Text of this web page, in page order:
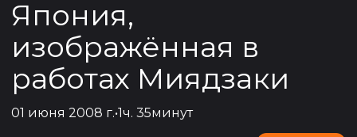
Япония,
изображённая в
работах Миядзаки
01 июня 2008 г.•1ч. 35минут